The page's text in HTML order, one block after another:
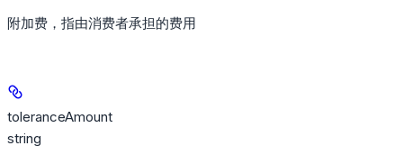
附加费，指由消费者承担的费用
toleranceAmount
string